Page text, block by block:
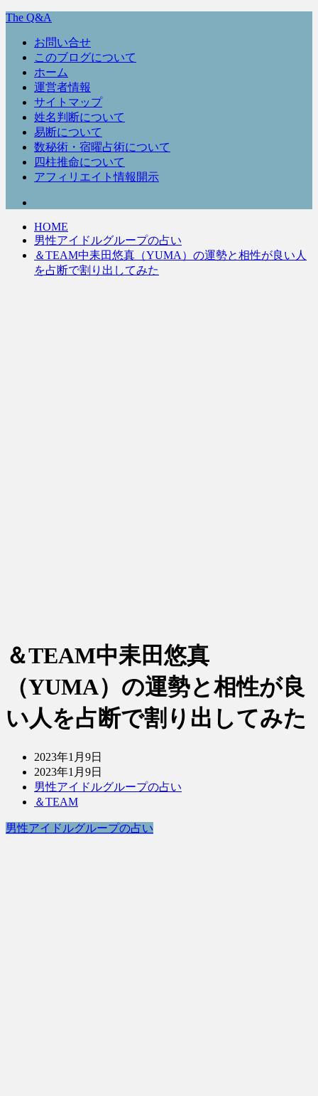
The Q&A
お問い合せ
このブログについて
ホーム
運営者情報
サイトマップ
姓名判断について
易断について
数秘術・宿曜占術について
四柱推命について
アフィリエイト情報開示
HOME
男性アイドルグループの占い
＆TEAM中耒田悠真（YUMA）の運勢と相性が良い人
を占断で割り出してみた
＆TEAM中耒田悠真
（YUMA）の運勢と相性が良
い人を占断で割り出してみた
2023年1月9日
2023年1月9日
男性アイドルグループの占い
＆TEAM
男性アイドルグループの占い